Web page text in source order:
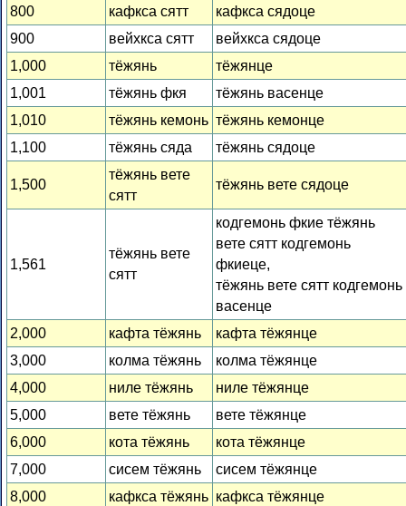
800
кафкса сятт
кафкса сядоце
900
вейхкса сятт
вейхкса сядоце
1,000
тёжянь
тёжянце
1,001
тёжянь фкя
тёжянь васенце
1,010
тёжянь кемонь тёжянь кемонце
1,100
тёжянь сяда тёжянь сядоце
1,500
тёжянь вете
сятт
тёжянь вете сядоце
1,561
тёжянь вете
сятт
кодгемонь фкие тёжянь
вете сятт кодгемонь
фкиеце,
тёжянь вете сятт кодгемонь
васенце
2,000
кафта тёжянь
кафта тёжянце
3,000
колма тёжянь
колма тёжянце
4,000
ниле тёжянь
ниле тёжянце
5,000
вете тёжянь
вете тёжянце
6,000
кота тёжянь
кота тёжянце
7,000
сисем тёжянь
сисем тёжянце
8,000
кафкса тёжянь кафкса тёжянце